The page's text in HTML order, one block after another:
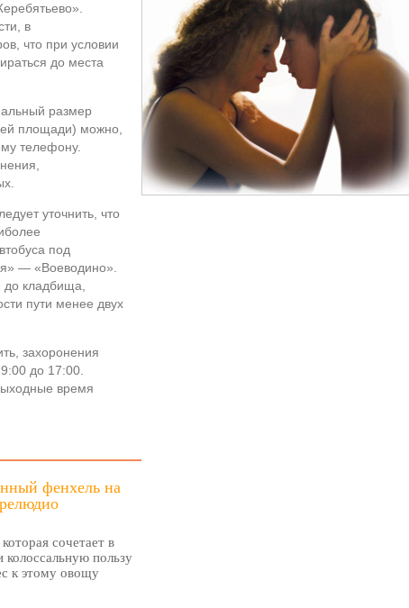
в
что при условии
до места
размер
площади) можно,
телефону.
уточнить, что
под
— «Воеводино».
кладбища,
пути менее двух
захоронения
до 17:00.
время
фенхель на
сочетает в
пользу
к этому овощу